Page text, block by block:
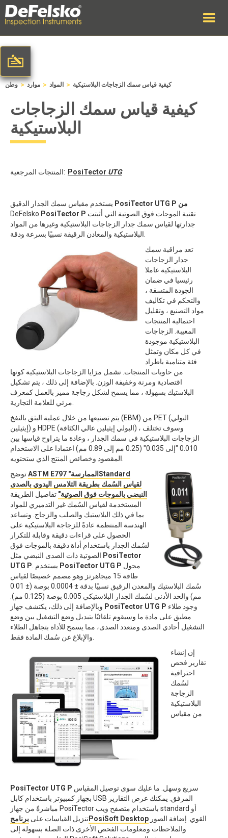
وطن > موارد > المواد > كيفية قياس سمك الزجاجات البلاستيكية
كيفية قياس سمك الزجاجات
البلاستيكية
المنتجات المرجعية: PosiTector UTG
PosiTector UTG P من
DeFelsko PosiTector P
جدارتها لقياس سمك جدار الزجاجات البلاستيكية وغيرها من المواد
تعد مراقبة سمك
جدار الزجاجات
البلاستيكية عاملا
رئيسيا في ضمان
الجودة المتسقة ،
والتحكم في تكاليف
مواد التصنيع ، وتقليل
احتمالية المنتجات
المعيبة. الزجاجات
البلاستيكية موجودة
في كل مكان وتمثل
فئة متنامية باطراد
من حاويات المنتجات. تشمل مزايا الزجاجات البلاستيكية كونها
اقتصادية ومرنة وخفيفة الوزن. بالإضافة إلى ذلك ، يتم تشكيل
البلاستيك بسهولة ، مما يسمح لشكل زجاجة مميز بالعمل كمعرف
يتم تصنيعها من خلال عملية البثق بالنفخ (EBM) من PET (البولي
إيثيلين) و HDPE (البولي إيثيلين عالي الكثافة) ، وسوف تختلف
الزجاجات البلاستيكية في سمك الجدار ، وعادة ما يتراوح قياسها بين
0.010 "إلى 0.035" (0.25 مم إلى 0.89 مم) اعتمادا على الاستخدام
ASTM E797 "الممارسةStandard
لقياس السُمك بطريقة التلامس اليدوي بالصدى
النبضي بالموجات فوق الصوتية" تفاصيل الطريقة
المستخدمة لقياس السُمك غير التدميري للمواد
بما في ذلك البلاستيك والصلب والزجاج. وتساعد
الهندسة المنتظمة عادةً للزجاجة البلاستيكية على
الحصول على قراءات دقيقة وقابلة للتكرار
لسُمك الجدار باستخدام أداة دقيقة بالموجات فوق
PosiTector
UTG P
PosiTector UTG P
طاقة 15 ميجاهرتز وهو مصمم خصيصًا لقياس
سُمك البلاستيك والمعدن الرقيق نسبيًا بدقة ± 0.0004 بوصة (± 0.01
مم) والحد الأدنى لسُمك الجدار البلاستيكي 0.005 بوصة (0.125 مم).
PosiTector UTG P
مطبق على مادة ما وسيقوم تلقائيًا بتبديل وضع التشغيل بين وضع
التشغيل أحادي الصدى ومتعدد الصدى، مما يسمح للأداة بتجاهل الطلاء
إن إنشاء
تقارير فحص
احترافية
لسُمك
الزجاجة
البلاستيكية
من مقياس
PosiTector UTG P
بجهاز كمبيوتر باستخدام كابل USB المرفق. يمكنك عرض التقارير
مباشرةً من جهاز PosiTector باستخدام متصفح ويب standard أو
تنزيل القياسات علىبرنامجPosiSoft Desktop
والملاحظات ومعلومات الفحص الأخرى ذات الصلة بسهولة إلى